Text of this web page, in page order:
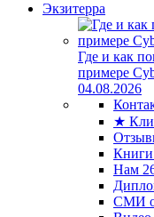
Экзитерра
Где и как
примере
04.08.2026
★
Книги
Нам
СМИ о